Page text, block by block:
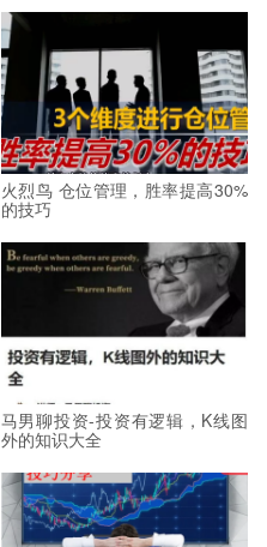
火烈鸟 仓位管理，胜率提高30%
的技巧
马男聊投资-投资有逻辑，K线图
外的知识大全